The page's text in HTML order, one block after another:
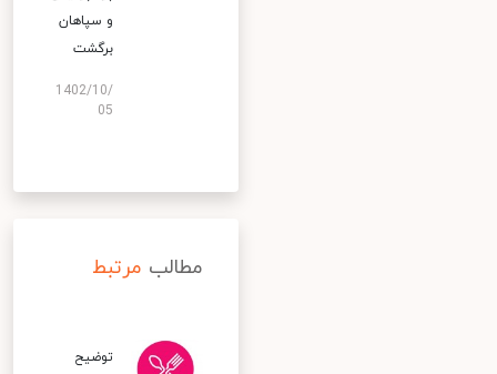
و سپاهان
برگشت
1402/10/
05
مطالب مرتبط
توضیح